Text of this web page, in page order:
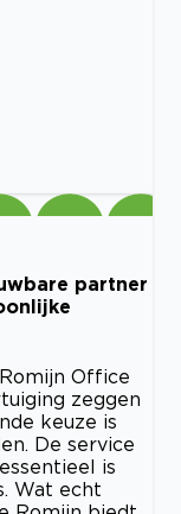
partner
Office
zeggen
keuze is
De service
is
Wat echt